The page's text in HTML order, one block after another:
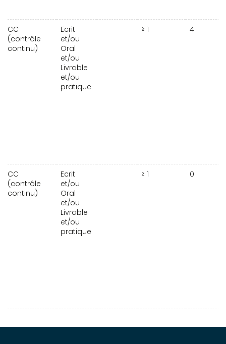
CC
(contrôle
continu)
Ecrit
et/ou
Oral
et/ou
Livrable
et/ou
pratique
≥ 1 4
CC
(contrôle
continu)
Ecrit
et/ou
Oral
et/ou
Livrable
et/ou
pratique
≥ 1 0